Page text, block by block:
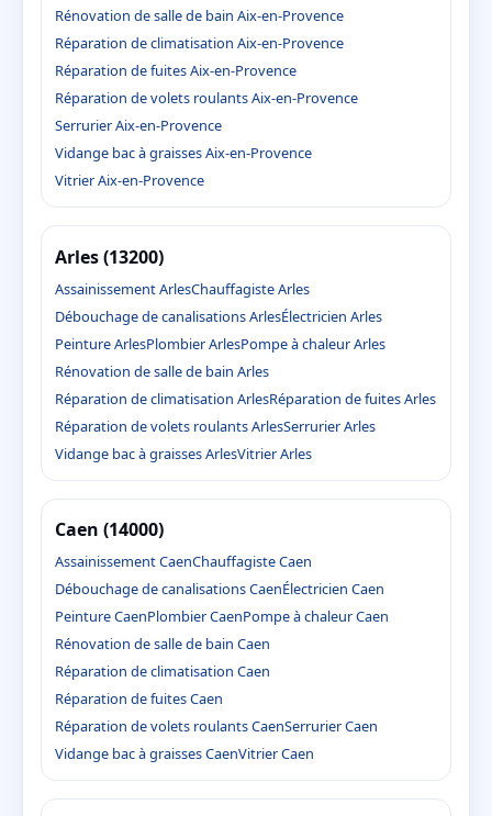
Rénovation de salle de bain Aix-en-Provence
Réparation de climatisation Aix-en-Provence
Réparation de fuites Aix-en-Provence
Réparation de volets roulants Aix-en-Provence
Serrurier Aix-en-Provence
Vidange bac à graisses Aix-en-Provence
Vitrier Aix-en-Provence
Arles (13200)
Assainissement ArlesChauffagiste Arles
Débouchage de canalisations ArlesÉlectricien Arles
Peinture ArlesPlombier ArlesPompe à chaleur Arles
Rénovation de salle de bain Arles
Réparation de climatisation ArlesRéparation de fuites Arles
Réparation de volets roulants ArlesSerrurier Arles
Vidange bac à graisses ArlesVitrier Arles
Caen (14000)
Assainissement CaenChauffagiste Caen
Débouchage de canalisations CaenÉlectricien Caen
Peinture CaenPlombier CaenPompe à chaleur Caen
Rénovation de salle de bain Caen
Réparation de climatisation Caen
Réparation de fuites Caen
Réparation de volets roulants CaenSerrurier Caen
Vidange bac à graisses CaenVitrier Caen